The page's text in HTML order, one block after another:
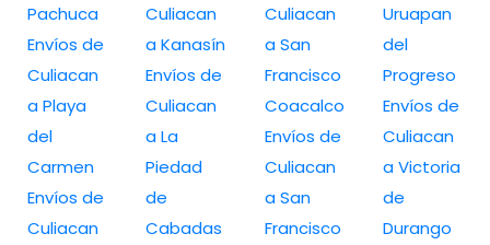
Pachuca
Envíos de
Culiacan
a Playa
del
Carmen
Envíos de
Culiacan
Culiacan
a Kanasín
Envíos de
Culiacan
a La
Piedad
de
Cabadas
Culiacan
a San
Francisco
Coacalco
Envíos de
Culiacan
a San
Francisco
Uruapan
del
Progreso
Envíos de
Culiacan
a Victoria
de
Durango